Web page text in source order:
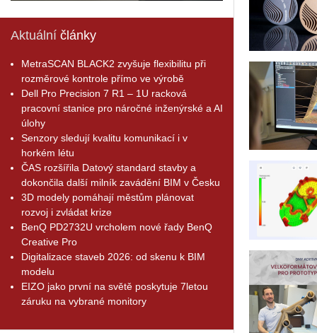
Aktuální články
MetraSCAN BLACK2 zvyšuje flexibilitu při
rozměrové kontrole přímo ve výrobě
Dell Pro Precision 7 R1 – 1U racková
pracovní stanice pro náročné inženýrské a AI
úlohy
Senzory sledují kvalitu komunikací i v
horkém létu
ČAS rozšířila Datový standard stavby a
dokončila další milník zavádění BIM v Česku
3D modely pomáhají městům plánovat
rozvoj i zvládat krize
BenQ PD2732U vrcholem nové řady BenQ
Creative Pro
Digitalizace staveb 2026: od skenu k BIM
modelu
EIZO jako první na světě poskytuje 7letou
záruku na vybrané monitory